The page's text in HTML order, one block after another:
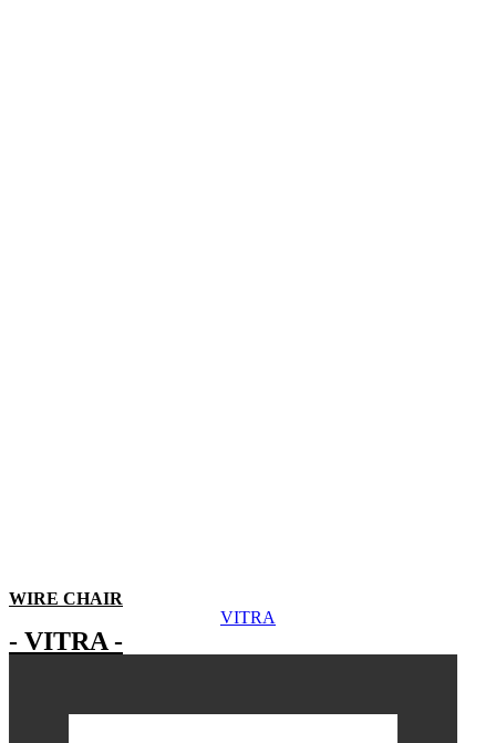
WIRE CHAIR
VITRA
- VITRA -